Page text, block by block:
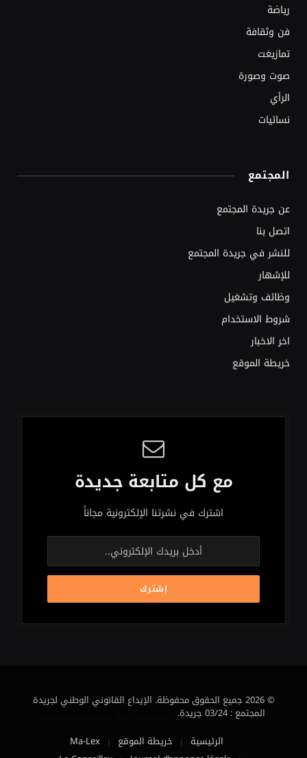
رياضة
فن وثقافة
تمازيغت
صوت وصورة
الرأي
نسائيات
المجتمع
عن جريدة المجتمع
اتصل بنا
للنشر في جريدة المجتمع
للإشهار
وظائف وتشغيل
شروط الاستخدام
اخر الاخبار
خريطة الموقع
مع كل متابعة جديدة
اشترك في نشرتنا الإلكترونية مجاناً
© 2026 جميع الحقوق محفوظة. الإيداع القانوني الوطني لجريدة
المجتمع : 03/24 جريدة.
الرئيسية
خريطة الموقع
Ma-Lex